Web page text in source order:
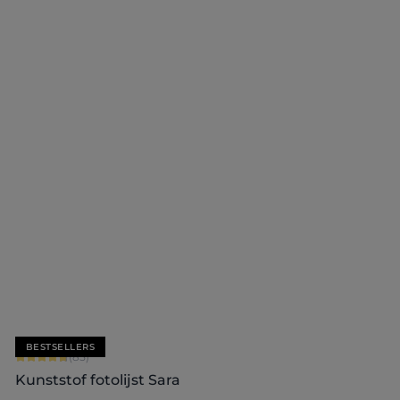
BESTSELLERS
Gemiddelde waardering van 4.71 van 5 sterren
(85)
Kunststof fotolijst Sara